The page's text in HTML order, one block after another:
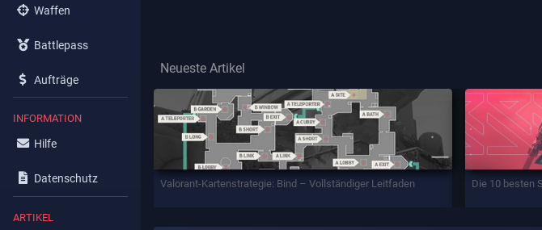
Waffen
Battlepass
Aufträge
INFORMATION
Hilfe
Datenschutz
ARTIKEL
Neueste Artikel
Valorant-Kartenstrategie: Bind – Vollständiger Leitfaden Die 10 besten